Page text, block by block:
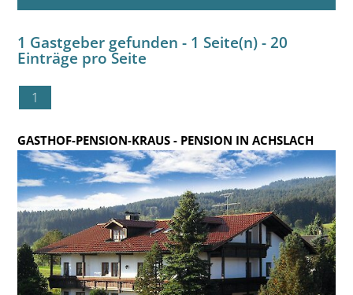
1 Gastgeber gefunden - 1 Seite(n) - 20
Einträge pro Seite
1
GASTHOF-PENSION-KRAUS- PENSION IN ACHSLACH